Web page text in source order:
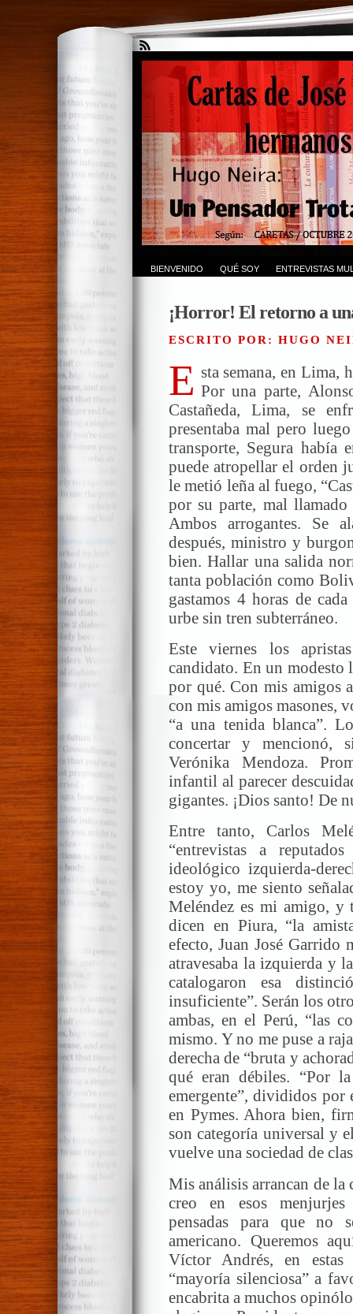
BIENVENIDO QUÉ SOY ENTREVISTAS
¡Horror! El retorno a
ESCRITO POR: HUGO
E sta semana, en Lima,
Por una parte,
Castañeda, Lima, se
presentaba mal pero
transporte, Segura había
puede atropellar el orden
le metió leña al fuego,
por su parte, mal llamado
Ambos arrogantes. Se
después, ministro y
bien. Hallar una salida
tanta población como
gastamos 4 horas de
urbe sin tren subterráneo.
Este viernes los
candidato. En un
por qué. Con mis amigos
con mis amigos masones,
“a una tenida blanca”.
concertar y mencionó,
Verónika Mendoza.
infantil al parecer
gigantes. ¡Dios santo! De
Entre tanto, Carlos
“entrevistas a
ideológico izquierda-
estoy yo, me siento
Meléndez es mi amigo, y
dicen en Piura, “la
efecto, Juan José Garrido
atravesaba la izquierda y
catalogaron esa
insuficiente”. Serán los
ambas, en el Perú, “las
mismo. Y no me puse a
derecha de “bruta y
qué eran débiles. “Por
emergente”, divididos por
en Pymes. Ahora bien,
son categoría universal y
vuelve una sociedad de
Mis análisis arrancan de
creo en esos
pensadas para que no
americano. Queremos
Víctor Andrés, en estas
“mayoría silenciosa” a
encabrita a muchos